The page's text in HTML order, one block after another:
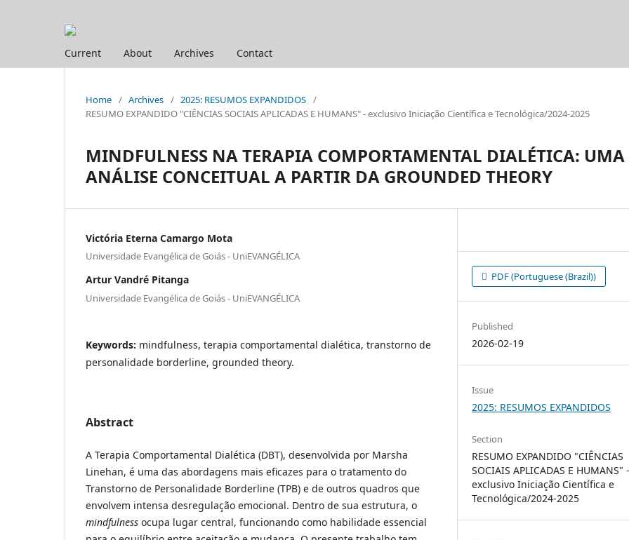
Current About Archives Contact
Home / Archives / 2025: RESUMOS EXPANDIDOS /
RESUMO EXPANDIDO "CIÊNCIAS SOCIAIS APLICADAS E HUMANS" - exclusivo Iniciação Científica e Tecnológica/2024-2025
MINDFULNESS NA TERAPIA COMPORTAMENTAL DIALÉTICA: UMA
ANÁLISE CONCEITUAL A PARTIR DA GROUNDED THEORY
Victória Eterna Camargo Mota
Universidade Evangélica de Goiás - UniEVANGÉLICA
Artur Vandré Pitanga
Universidade Evangélica de Goiás - UniEVANGÉLICA
Keywords: mindfulness, terapia comportamental dialética, transtorno de
personalidade borderline, grounded theory.
Abstract
A Terapia Comportamental Dialética (DBT), desenvolvida por Marsha
Linehan, é uma das abordagens mais eficazes para o tratamento do
Transtorno de Personalidade Borderline (TPB) e de outros quadros que
envolvem intensa desregulação emocional. Dentro de sua estrutura, o
mindfulness ocupa lugar central, funcionando como habilidade essencial
PDF (Portuguese (Brazil))
Published
2026-02-19
Issue
2025: RESUMOS EXPANDIDOS
Section
RESUMO EXPANDIDO "CIÊNCIAS
SOCIAIS APLICADAS E HUMANS" -
exclusivo Iniciação Científica e
Tecnológica/2024-2025